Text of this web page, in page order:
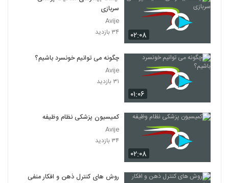
۰۲:۰۸
سربازی
Avije
۳۴ بازدید
۰۱:۰۶
چگونه می توانیم خونسرد باشیم؟
Avije
۳۱ بازدید
۰۲:۰۸
کمیسیون پزشکی نظام وظیفه
Avije
۳۴ بازدید
روش های کنترل ذهن و افکار منفی